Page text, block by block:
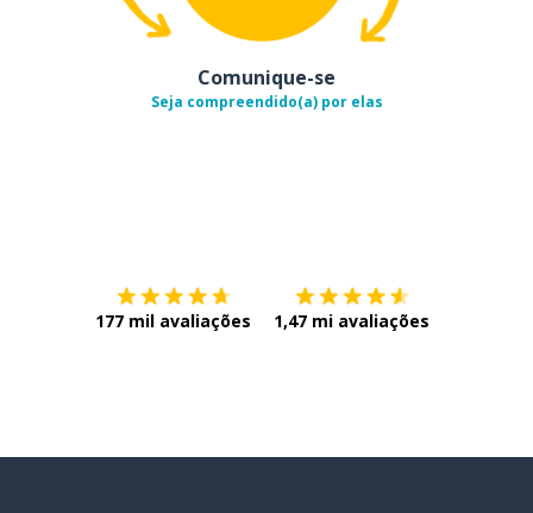
Comunique-se
Seja compreendido(a) por elas
177 mil avaliações 1,47 mi avaliações